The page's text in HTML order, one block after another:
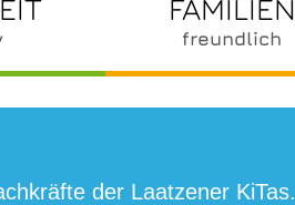
FAMILIEN
freundlich
der Laatzener KiTas.